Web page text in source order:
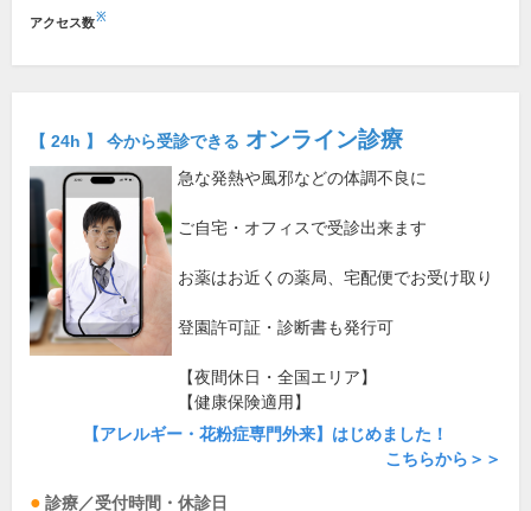
アクセス数※
【 24h 】 今から受診できる オンライン診療
急な発熱や風邪などの体調不良に
ご自宅・オフィスで受診出来ます
お薬はお近くの薬局、宅配便でお受け取り
登園許可証・診断書も発行可
【夜間休日・全国エリア】
【健康保険適用】
【アレルギー・花粉症専門外来】はじめました！
こちらから＞＞
診療／受付時間・休診日